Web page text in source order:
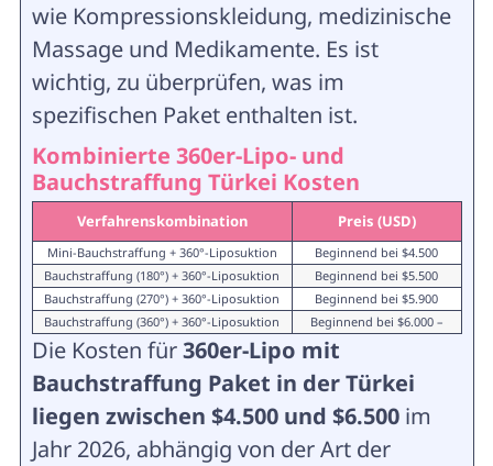
wie Kompressionskleidung, medizinische
Massage und Medikamente. Es ist
wichtig, zu überprüfen, was im
spezifischen Paket enthalten ist.
Kombinierte 360er-Lipo- und
Bauchstraffung Türkei Kosten
Verfahrenskombination Preis (USD)
Mini-Bauchstraffung + 360°-Liposuktion
Beginnend bei $4.500
Bauchstraffung (180°) + 360°-Liposuktion
Beginnend bei $5.500
Bauchstraffung (270°) + 360°-Liposuktion
Beginnend bei $5.900
Bauchstraffung (360°) + 360°-Liposuktion
Beginnend bei $6.000 –
Die Kosten für360er-Lipo mit
Bauchstraffung Paket in der Türkei
liegen zwischen $4.500 und $6.500im
Jahr 2026, abhängig von der Art der